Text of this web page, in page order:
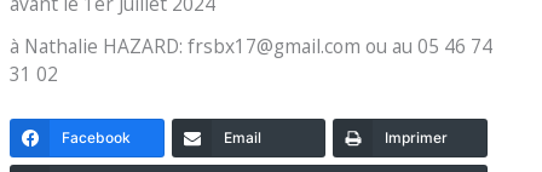
à Nathalie HAZARD: frsbx17@gmail.com ou au 05 46 74
31 02
Facebook Email Imprimer